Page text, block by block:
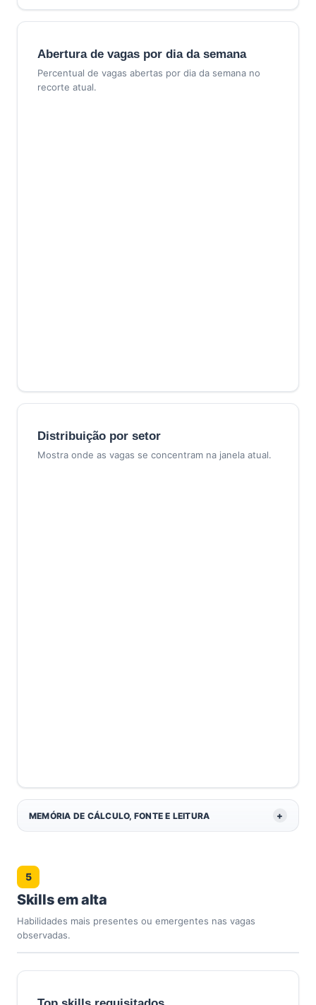
Abertura de vagas por dia da semana
Percentual de vagas abertas por dia da semana no
recorte atual.
Distribuição por setor
Mostra onde as vagas se concentram na janela atual.
MEMÓRIA DE CÁLCULO, FONTE E LEITURA
5
Skills em alta
Habilidades mais presentes ou emergentes nas vagas
observadas.